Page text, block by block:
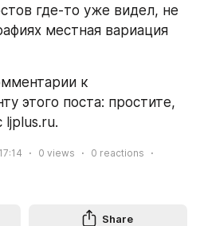
где-то уже видел, не
местная вариация
к
этого поста: простите,
ljplus.ru.
0 views 0 reactions
Share